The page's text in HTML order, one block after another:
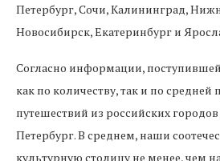
Петербург, Сочи, Калининград,
Новосибирск, Екатеринбург и
Согласно информации,
как по количеству, так и по
путешествий из российских
Петербург. В среднем, наши
культурную столицу не менее, чем